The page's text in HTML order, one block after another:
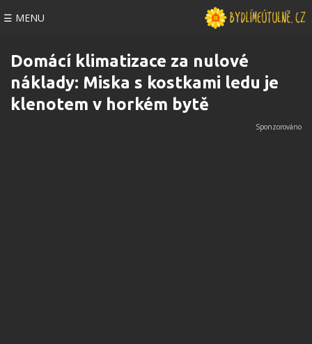
☰ MENU
Domácí klimatizace za nulové
náklady: Miska s kostkami ledu je
klenotem v horkém bytě